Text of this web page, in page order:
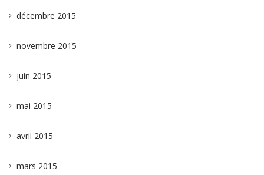
décembre 2015
novembre 2015
juin 2015
mai 2015
avril 2015
mars 2015